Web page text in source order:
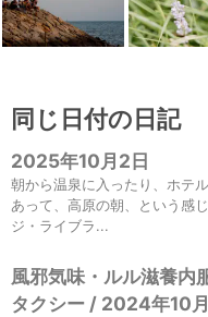
同じ日付の日記
2025年10月2日
朝から温泉に入ったり、ホテ
あって、高原の朝、という感
ジ・ライブラ...
風邪気味・ルル滋養内
タクシー / 2024年10